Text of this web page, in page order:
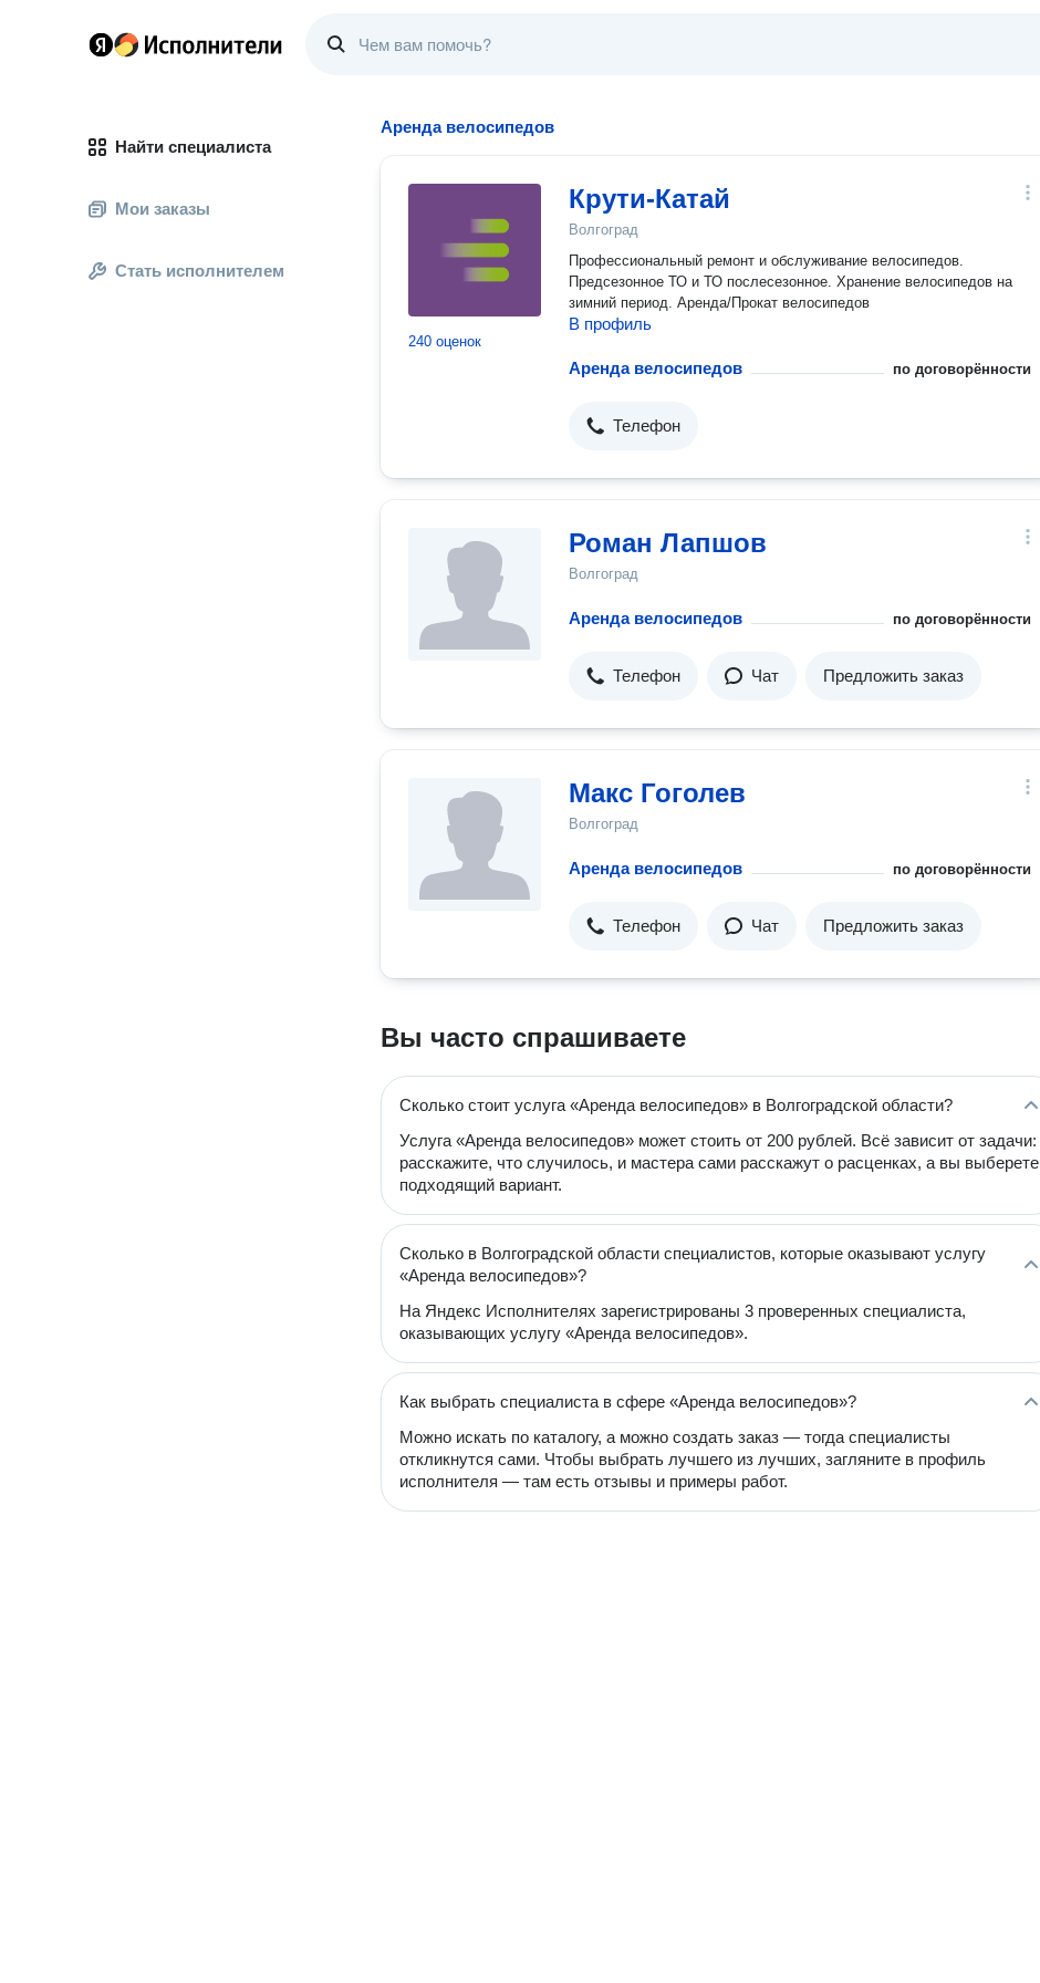
Найти специалиста
Мои заказы
Стать исполнителем
Аренда велосипедов
240 оценок
Крути-Катай
Волгоград
Профессиональный ремонт и обслуживание велосипедов.
Предсезонное ТО и ТО послесезонное. Хранение велосипедов на
зимний период. Аренда/Прокат велосипедов
В профиль
Аренда велосипедов по договорённости
Телефон
Роман Лапшов
Волгоград
Аренда велосипедов по договорённости
Телефон Чат Предложить заказ
Макс Гоголев
Волгоград
Аренда велосипедов по договорённости
Телефон Чат Предложить заказ
Вы часто спрашиваете
Сколько стоит услуга «Аренда велосипедов» в Волгоградской области?
Услуга «Аренда велосипедов» может стоить от 200 рублей. Всё зависит от задачи:
расскажите, что случилось, и мастера сами расскажут о расценках, а вы выберете
подходящий вариант.
Сколько в Волгоградской области специалистов, которые оказывают услугу
«Аренда велосипедов»?
На Яндекс Исполнителях зарегистрированы 3 проверенных специалиста,
оказывающих услугу «Аренда велосипедов».
Как выбрать специалиста в сфере «Аренда велосипедов»?
Можно искать по каталогу, а можно создать заказ — тогда специалисты
откликнутся сами. Чтобы выбрать лучшего из лучших, загляните в профиль
исполнителя — там есть отзывы и примеры работ.